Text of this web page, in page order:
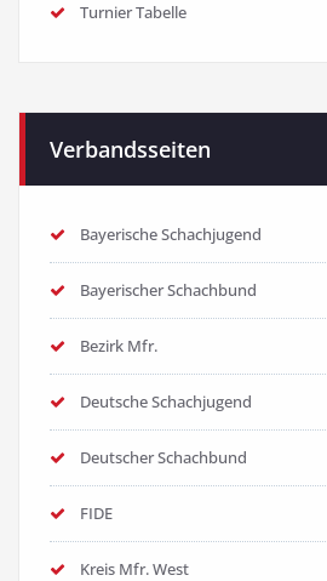
Turnier Tabelle
Verbandsseiten
Bayerische Schachjugend
Bayerischer Schachbund
Bezirk Mfr.
Deutsche Schachjugend
Deutscher Schachbund
FIDE
Kreis Mfr. West